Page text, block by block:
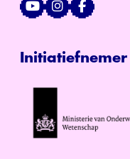
Initiatiefnemer